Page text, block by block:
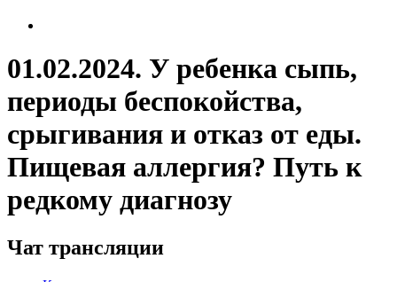
01.02.2024. У ребенка сыпь,
периоды беспокойства,
срыгивания и отказ от еды.
Пищевая аллергия? Путь к
редкому диагнозу
Чат трансляции